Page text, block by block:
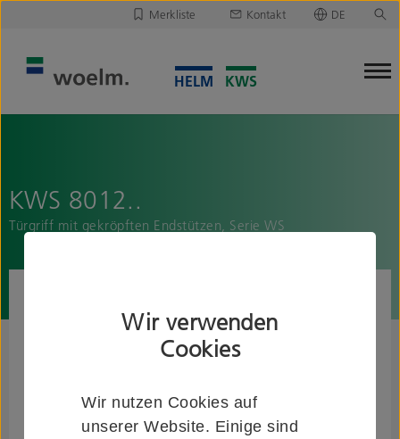
Wir verwenden
Cookies
Wir nutzen Cookies auf
unserer Website. Einige sind
Merkliste Kontakt DE
KWS 8012..
Türgriff mit gekröpften Endstützen, Serie WS